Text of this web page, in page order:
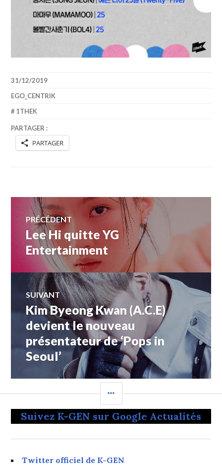
31/12/2019
EGO_CENTRIK
1THEK
PARTAGER :
PARTAGER
Navigation
de
l’article
PRÉCÉDENT
Article
précédent :
Lee Hi quitte YG
Entertainment
SUIVANT
Article
Suivant:
Kim Byeong Kwan (A.C.E)
devient le nouveau
présentateur de ‘Pops in
Seoul’
LATÉRALE
Suivez K-GEN sur Google Actualités
Twitter officiel de K-GEN